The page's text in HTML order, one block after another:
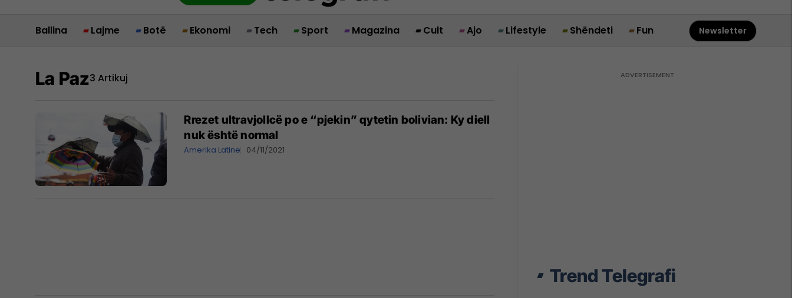
Ballina Lajme Botë Ekonomi Tech Sport Magazina Cult Ajo Lifestyle Shëndeti Fun Newsletter
La Paz3 Artikuj
Rrezet ultravjollcë po e “pjekin” qytetin bolivian: Ky diell
nuk është normal
Amerika Latine 04/11/2021
Trend Telegrafi